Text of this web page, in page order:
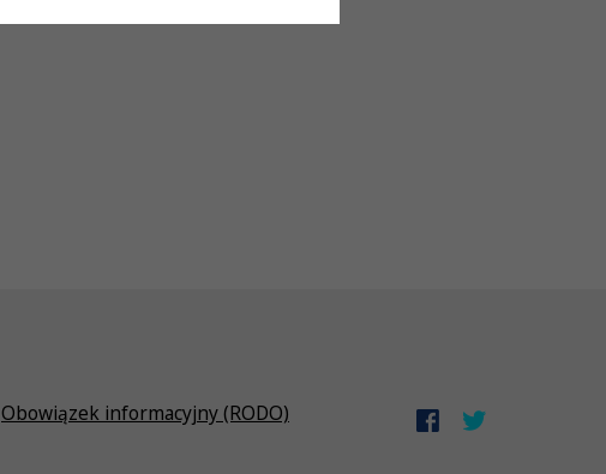
Obowiązek informacyjny (RODO)